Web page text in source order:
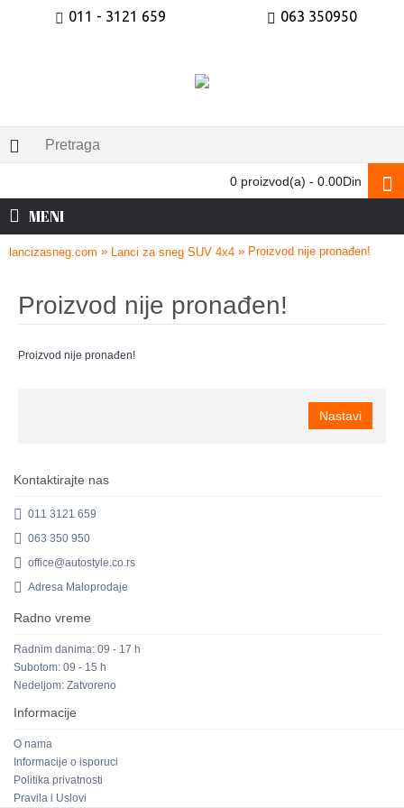
011 - 3121 659 063 350950
0 proizvod(a) - 0.00Din
MENI
lancizasneg.com » Lanci za sneg SUV 4x4 » Proizvod nije pronađen!
Proizvod nije pronađen!
Proizvod nije pronađen!
Nastavi
Kontaktirajte nas
011 3121 659
063 350 950
office@autostyle.co.rs
Adresa Maloprodaje
Radno vreme
Radnim danima: 09 - 17 h
Subotom: 09 - 15 h
Nedeljom: Zatvoreno
Informacije
O nama
Informacije o isporuci
Politika privatnosti
Pravila i Uslovi